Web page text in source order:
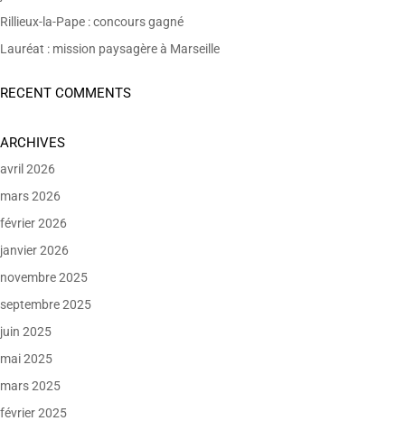
Rillieux-la-Pape : concours gagné
Lauréat : mission paysagère à Marseille
RECENT COMMENTS
ARCHIVES
avril 2026
mars 2026
février 2026
janvier 2026
novembre 2025
septembre 2025
juin 2025
mai 2025
mars 2025
février 2025